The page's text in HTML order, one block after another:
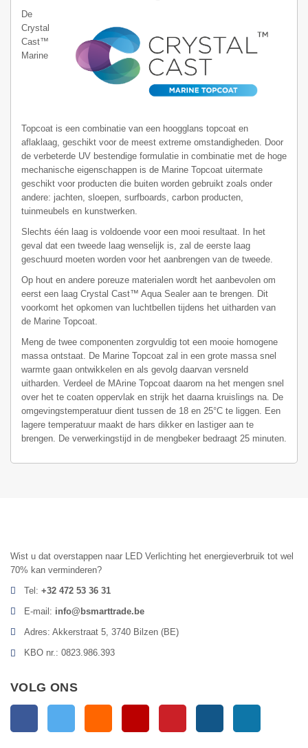
De
Crystal
Cast™
Marine
Topcoat is een combinatie van een hoogglans topcoat en
aflaklaag, geschikt voor de meest extreme omstandigheden. Door
de verbeterde UV bestendige formulatie in combinatie met de hoge
mechanische eigenschappen is de Marine Topcoat uitermate
geschikt voor producten die buiten worden gebruikt zoals onder
andere: jachten, sloepen, surfboards, carbon producten,
tuinmeubels en kunstwerken.
Slechts één laag is voldoende voor een mooi resultaat. In het
geval dat een tweede laag wenselijk is, zal de eerste laag
geschuurd moeten worden voor het aanbrengen van de tweede.
Op hout en andere poreuze materialen wordt het aanbevolen om
eerst een laag Crystal Cast™ Aqua Sealer aan te brengen. Dit
voorkomt het opkomen van luchtbellen tijdens het uitharden van
de Marine Topcoat.
Meng de twee componenten zorgvuldig tot een mooie homogene
massa ontstaat. De Marine Topcoat zal in een grote massa snel
warmte gaan ontwikkelen en als gevolg daarvan versneld
uitharden. Verdeel de MArine Topcoat daarom na het mengen snel
over het te coaten oppervlak en strijk het daarna kruislings na. De
omgevingstemperatuur dient tussen de 18 en 25°C te liggen. Een
lagere temperatuur maakt de hars dikker en lastiger aan te
brengen. De verwerkingstijd in de mengbeker bedraagt 25 minuten.
Wist u dat overstappen naar LED Verlichting het energieverbruik tot wel
70% kan verminderen?
Tel: +32 472 53 36 31
E-mail: info@bsmarttrade.be
Adres: Akkerstraat 5, 3740 Bilzen (BE)
KBO nr.: 0823.986.393
VOLG ONS
Facebook Twitter RSS YouTube Pinterest Instagram